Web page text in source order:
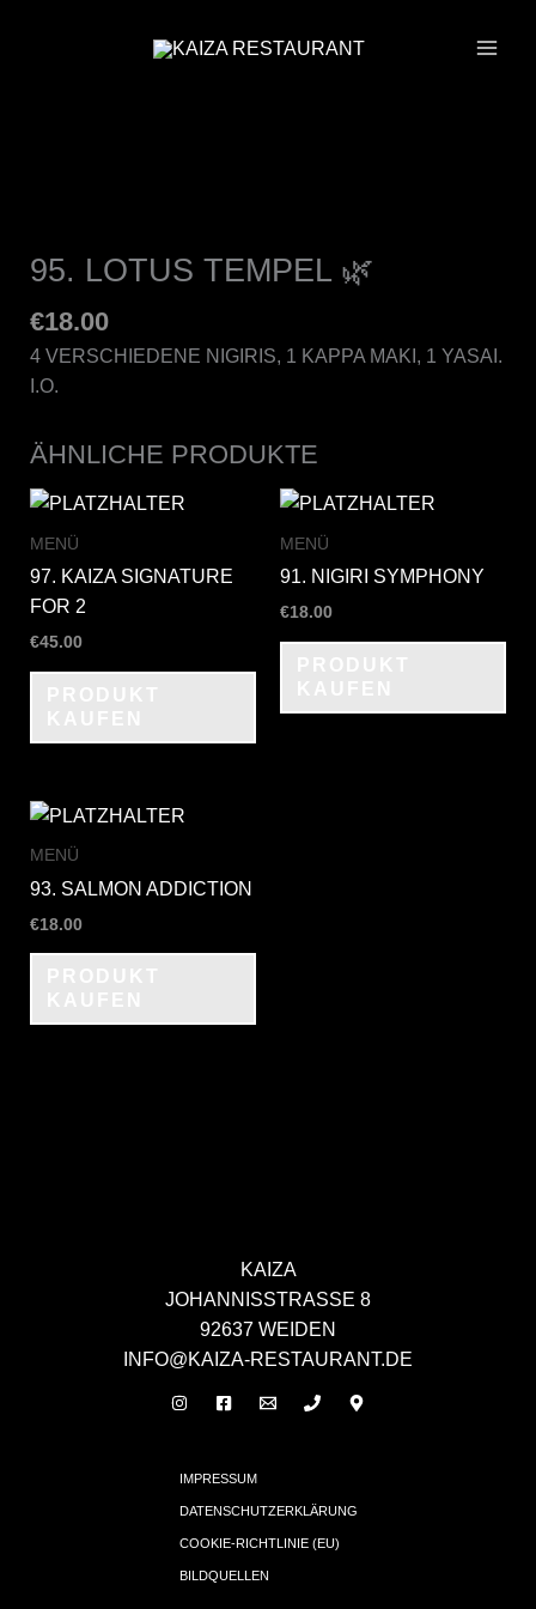
95. LOTUS TEMPEL 🌿
€18.00
4 VERSCHIEDENE NIGIRIS, 1 KAPPA MAKI, 1 YASAI.
I.O.
ÄHNLICHE PRODUKTE
MENÜ
97. KAIZA SIGNATURE
FOR 2
€45.00
MENÜ
91. NIGIRI SYMPHONY
€18.00
MENÜ
93. SALMON ADDICTION
€18.00
KAIZA
JOHANNISSTRASSE 8
92637 WEIDEN
INFO@KAIZA-RESTAURANT.DE
IMPRESSUM
DATENSCHUTZERKLÄRUNG
COOKIE-RICHTLINIE (EU)
BILDQUELLEN